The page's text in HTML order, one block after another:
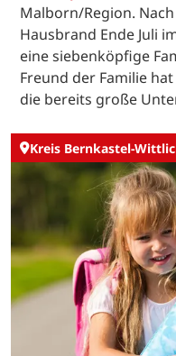
Malborn/Region.
Hausbrand Ende Juli
eine siebenköpfige
Freund der Familie
die bereits große
Kreis Bernkastel-